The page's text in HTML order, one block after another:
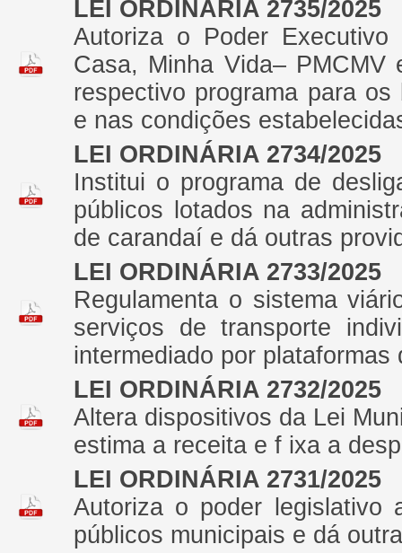
LEI ORDINÁRIA 2735/2025
Autoriza o Poder
Casa, Minha Vida–
respectivo programa para
e nas condições
LEI ORDINÁRIA 2734/2025
Institui o programa de
públicos lotados na
de carandaí e dá outras
LEI ORDINÁRIA 2733/2025
Regulamenta o sistema
serviços de transporte
intermediado por
LEI ORDINÁRIA 2732/2025
Altera dispositivos da Lei
estima a receita e f ixa a
LEI ORDINÁRIA 2731/2025
Autoriza o poder legislativo
públicos municipais e dá